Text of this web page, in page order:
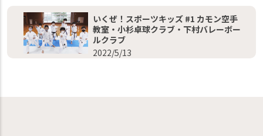
いくぜ！スポーツキッズ #1 カモン空手
教室・小杉卓球クラブ・下村バレーボー
ルクラブ
2022/5/13